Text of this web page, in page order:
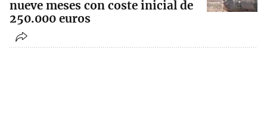
nueve meses con coste inicial de
250.000 euros